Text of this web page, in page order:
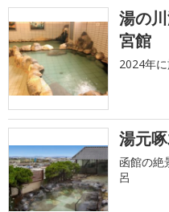
湯の
宮館
2024年
湯元
函館の絶
呂